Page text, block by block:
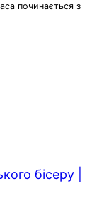
починається з
бісеру |